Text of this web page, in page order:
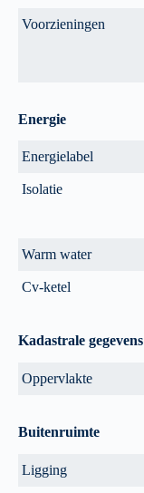
Voorzieningen
Energie
Energielabel
Isolatie
Warm water
Cv-ketel
Kadastrale gegevens
Oppervlakte
Buitenruimte
Ligging